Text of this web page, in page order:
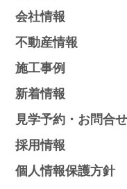
会社情報
不動産情報
施工事例
新着情報
見学予約・お問合せ
採用情報
個人情報保護方針